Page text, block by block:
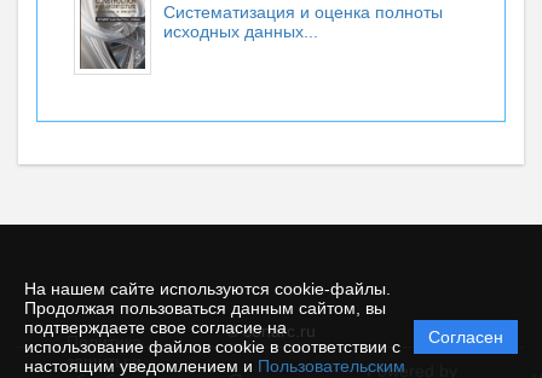
На нашем сайте используются cookie-файлы.
Продолжая пользоваться данным сайтом, вы
подтверждаете свое согласие на
использование файлов cookie в соответствии с
настоящим уведомлением и Пользовательским
Согласен
Систематизация и оценка полноты
исходных данных...
© conarc.ru
Политика
защиты и
Powered by